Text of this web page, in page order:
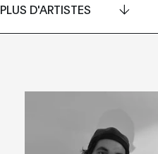
PLUS D'ARTISTES